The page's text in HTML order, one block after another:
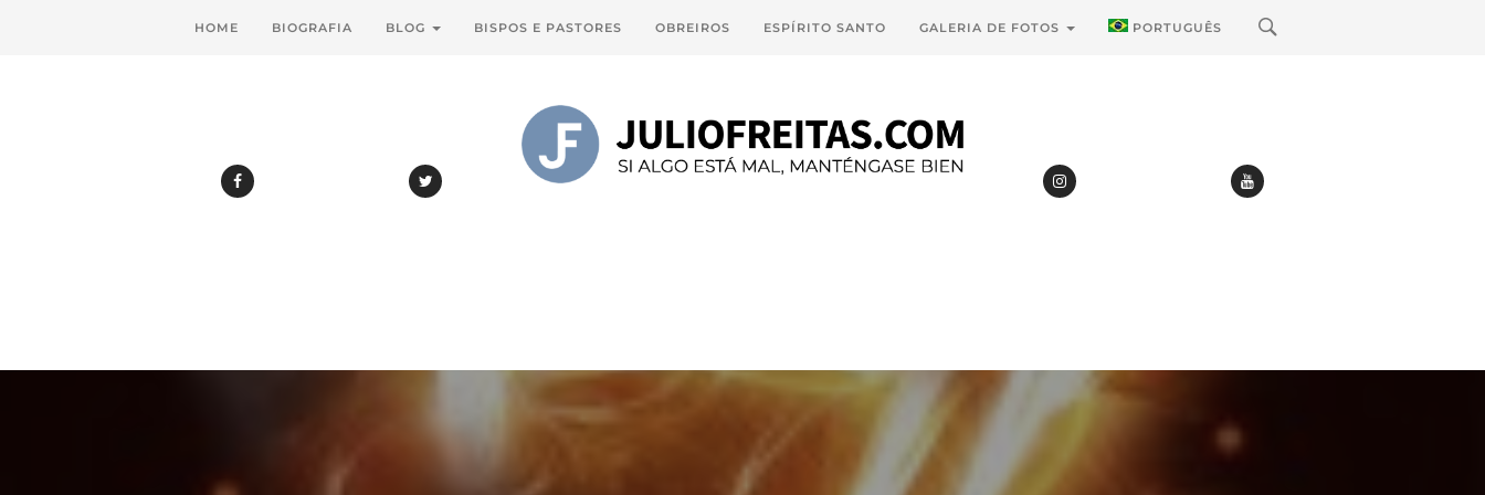
HOME BIOGRAFIA BLOG BISPOS E PASTORES OBREIROS ESPÍRITO SANTO GALERIA DE FOTOS PORTUGUÊS